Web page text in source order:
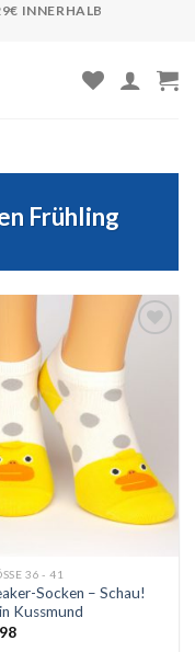
INNERHALB
Frühling
die
Wunschliste
36 - 41
Socken – Schau!
Kussmund